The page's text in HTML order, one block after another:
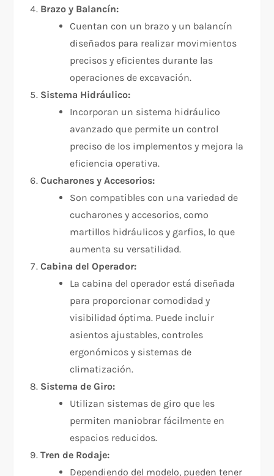
Brazo y Balancín:
Cuentan con un brazo y un balancín
diseñados para realizar movimientos
precisos y eficientes durante las
operaciones de excavación.
Sistema Hidráulico:
Incorporan un sistema hidráulico
avanzado que permite un control
preciso de los implementos y mejora la
eficiencia operativa.
Cucharones y Accesorios:
Son compatibles con una variedad de
cucharones y accesorios, como
martillos hidráulicos y garfios, lo que
aumenta su versatilidad.
Cabina del Operador:
La cabina del operador está diseñada
para proporcionar comodidad y
visibilidad óptima. Puede incluir
asientos ajustables, controles
ergonómicos y sistemas de
climatización.
Sistema de Giro:
Utilizan sistemas de giro que les
permiten maniobrar fácilmente en
espacios reducidos.
Tren de Rodaje:
Dependiendo del modelo, pueden tener